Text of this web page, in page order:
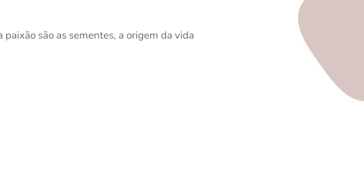
paixão são as sementes, a origem da vida